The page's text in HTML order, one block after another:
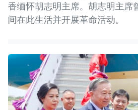
香缅怀胡志明主席。胡志明主席
间在此生活并开展革命活动。